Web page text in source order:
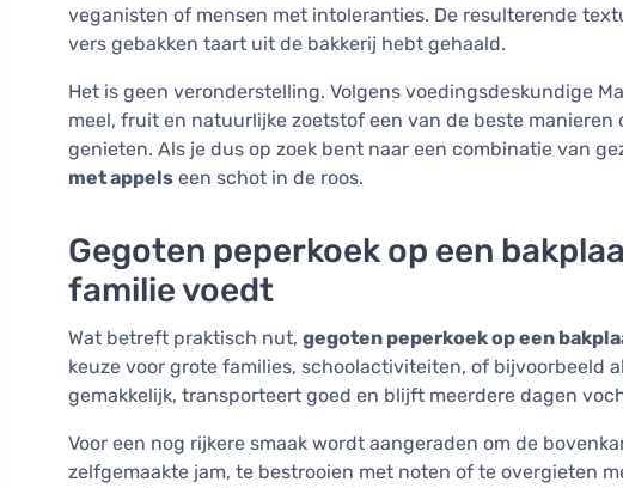
veganisten of mensen met intoleranties. De resulterende
vers gebakken taart uit de bakkerij hebt gehaald.
Het is geen veronderstelling. Volgens voedingsdeskundige
meel, fruit en natuurlijke zoetstof een van de beste
genieten. Als je dus op zoek bent naar een combinatie van
met appels een schot in de roos.
Gegoten peperkoek op een
familie voedt
Wat betreft praktisch nut, gegoten peperkoek op een
keuze voor grote families, schoolactiviteiten, of bijvoorbeeld
gemakkelijk, transporteert goed en blijft meerdere dagen
Voor een nog rijkere smaak wordt aangeraden om de
zelfgemaakte jam, te bestrooien met noten of te overgieten